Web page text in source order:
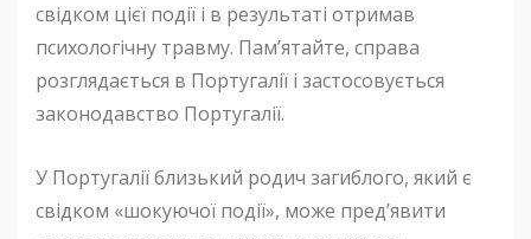
свідком цієї події і в результаті отримав
психологічну травму. Пам’ятайте, справа
розглядається в Португалії і застосовується
законодавство Португалії.
У Португалії близький родич загиблого, який є
свідком «шокуючої події», може пред’явити